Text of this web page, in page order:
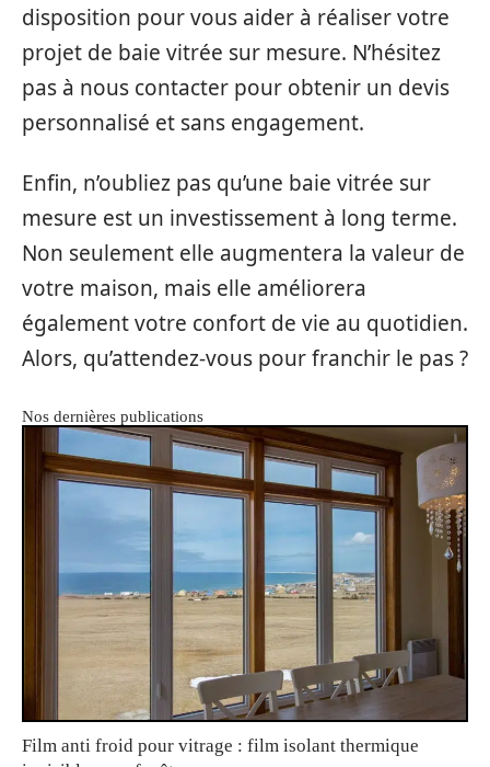
disposition pour vous aider à réaliser votre
projet de baie vitrée sur mesure. N’hésitez
pas à nous contacter pour obtenir un devis
personnalisé et sans engagement.
Enfin, n’oubliez pas qu’une baie vitrée sur
mesure est un investissement à long terme.
Non seulement elle augmentera la valeur de
votre maison, mais elle améliorera
également votre confort de vie au quotidien.
Alors, qu’attendez-vous pour franchir le pas ?
Nos dernières publications
Film anti froid pour vitrage : film isolant thermique